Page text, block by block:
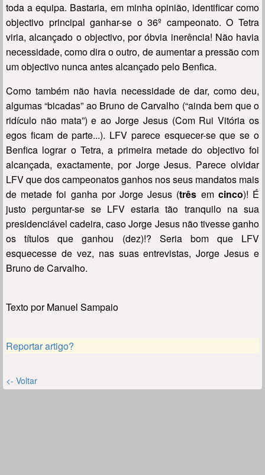
toda a equipa. Bastaria, em minha opinião, identificar como
objectivo principal ganhar-se o 36º campeonato. O Tetra
viria, alcançado o objectivo, por óbvia inerência! Não havia
necessidade, como dira o outro, de aumentar a pressão com
um objectivo nunca antes alcançado pelo Benfica.
Como também não havia necessidade de dar, como deu,
algumas “bicadas” ao Bruno de Carvalho (“ainda bem que o
ridículo não mata”) e ao Jorge Jesus (Com Rui Vitória os
egos ficam de parte...). LFV parece esquecer-se que se o
Benfica lograr o Tetra, a primeira metade do objectivo foi
alcançada, exactamente, por Jorge Jesus. Parece olvidar
LFV que dos campeonatos ganhos nos seus mandatos mais
de metade foi ganha por Jorge Jesus (três em cinco)! É
justo perguntar-se se LFV estaria tão tranquilo na sua
presidenciável cadeira, caso Jorge Jesus não tivesse ganho
os títulos que ganhou (dez)!? Seria bom que LFV
esquecesse de vez, nas suas entrevistas, Jorge Jesus e
Bruno de Carvalho.
Texto por Manuel Sampaio
Reportar artigo?
<- Voltar